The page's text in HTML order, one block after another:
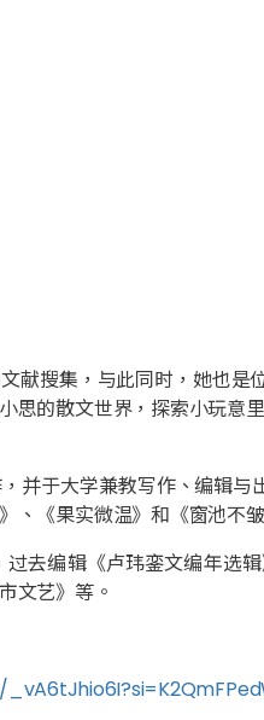
献搜集，与此同时，她也
思的散文世界，探索小玩意
并于大学兼教写作、编辑
、《果实微温》和《窗池不
去编辑《卢玮銮文编年选
文艺》等。